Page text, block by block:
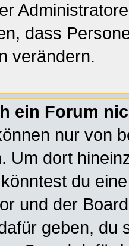
dass
verändern.
ein Forum
nur von
Um dort
du
und der
geben, du